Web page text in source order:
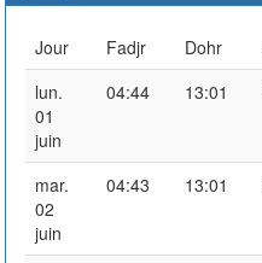
Jour Fadjr Dohr
lun.
01
juin
04:44 13:01
mar.
02
juin
04:43 13:01